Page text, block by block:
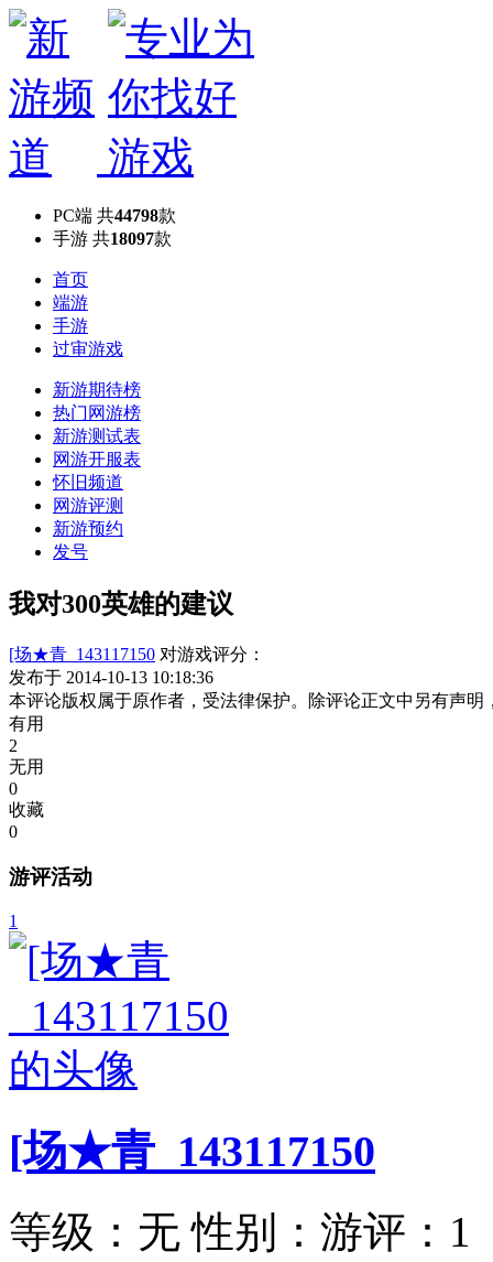
PC端 共44798款
手游 共18097款
首页
端游
手游
过审游戏
新游期待榜
热门网游榜
新游测试表
网游开服表
怀旧频道
网游评测
新游预约
发号
我对300英雄的建议
[场★青_143117150 对游戏评分：
发布于 2014-10-13 10:18:36
本评论版权属于原作者，受法律保护。除评论正文中另有声
有用
2
无用
0
收藏
0
游评活动
1
[场★青_143117150
等级： 无 性别： 游评： 1